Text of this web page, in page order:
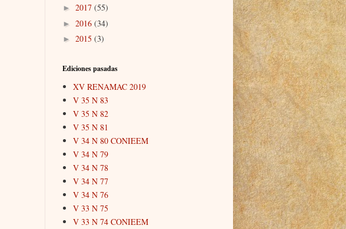
► 2017 (55)
► 2016 (34)
► 2015 (3)
Ediciones pasadas
XV RENAMAC 2019
V 35 N 83
V 35 N 82
V 35 N 81
V 34 N 80 CONIEEM
V 34 N 79
V 34 N 78
V 34 N 77
V 34 N 76
V 33 N 75
V 33 N 74 CONIEEM